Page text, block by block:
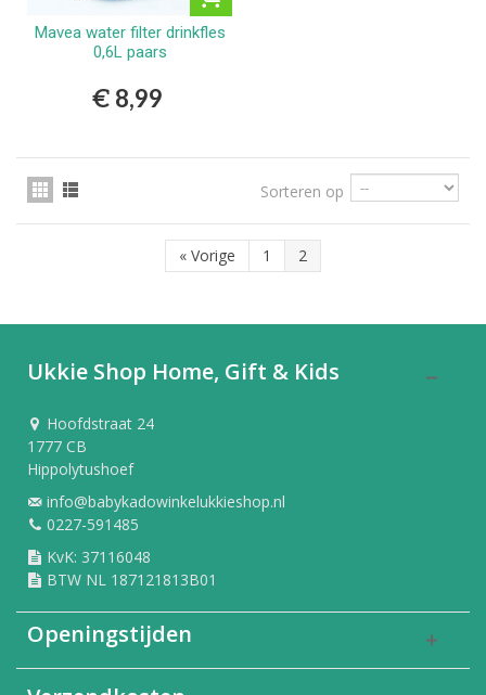
Mavea water filter drinkfles
0,6L paars
€ 8,99
Sorteren op
« Vorige 1 2
Ukkie Shop Home, Gift & Kids
Hoofdstraat 24
1777 CB
Hippolytushoef
info@babykadowinkelukkieshop.nl
0227-591485
KvK: 37116048
BTW NL 187121813B01
Openingstijden